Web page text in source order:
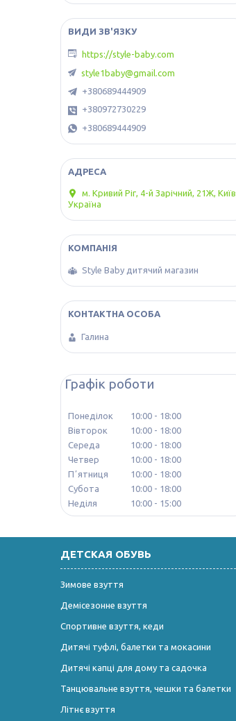
https://style-baby.com
style1baby@gmail.com
+380689444909
+380972730229
+380689444909
м. Кривий Ріг, 4-й Зарічний, 21Ж, Київ,
Україна
Style Baby дитячий магазин
Галина
Графік роботи
Понеділок 10:00
18:00
Вівторок
10:00
18:00
Середа
10:00
18:00
Четвер
10:00
18:00
Пʼятниця
10:00
18:00
Субота
10:00
18:00
Неділя
10:00 15:00
ДЕТСКАЯ ОБУВЬ
Зимове взуття
Демісезонне взуття
Спортивне взуття, кеди
Дитячі туфлі, балетки та мокасини
Дитячі капці для дому та садочка
Танцювальне взуття, чешки та балетки
Літнє взуття